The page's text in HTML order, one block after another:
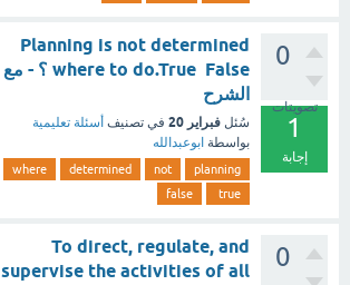
0
تصويتات
1
إجابة
Planning is not determined
where to do.True False ؟ - مع
الشرح
سُئل فبراير 20 في تصنيف أسئلة تعليمية
بواسطة ابوعبدالله
planning
not
determined
where
true
false
0
To direct, regulate, and
supervise the activities of all